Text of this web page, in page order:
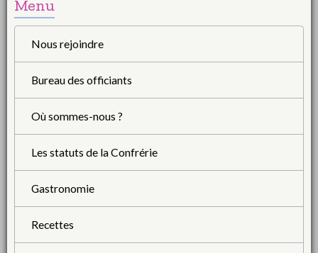
Menu
Nous rejoindre
Bureau des officiants
Où sommes-nous ?
Les statuts de la Confrérie
Gastronomie
Recettes